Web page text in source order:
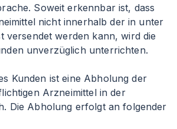
Soweit erkennbar ist, dass
nicht innerhalb der in unter
versendet werden kann, wird die
unverzüglich unterrichten.
Kunden ist eine Abholung der
Arzneimittel in der
Die Abholung erfolgt an folgender